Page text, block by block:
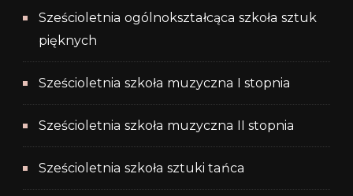
Sześcioletnia ogólnokształcąca szkoła sztuk
pięknych
Sześcioletnia szkoła muzyczna I stopnia
Sześcioletnia szkoła muzyczna II stopnia
Sześcioletnia szkoła sztuki tańca